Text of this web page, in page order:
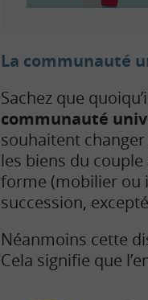
La communauté
Sachez que
communauté
souhaitent
les biens du
forme (mobilier ou
succession,
Néanmoins cette
Cela signifie que